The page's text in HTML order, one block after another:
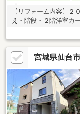
【リフォーム内容】２
え・階段・２階洋室カ
交換２０１５年１月・
屋根塗装２０２４年１
に面している箇所）〇
４．４８㎡（約５２．
ゼット付〇主寝室は約
宮城県仙台